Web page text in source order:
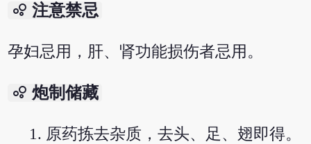
bubble_chart 注意禁忌
孕妇忌用，肝、肾功能损伤者忌用。
bubble_chart 炮制储藏
原药拣去杂质，去头、足、翅即得。